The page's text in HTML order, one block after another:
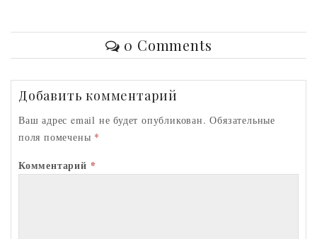
o
kl
as
sn
ik
i
o
o
k
er A
p
p
l
0 Comments
Добавить комментарий
Ваш адрес email не будет опубликован. Обязательные
поля помечены *
Комментарий *